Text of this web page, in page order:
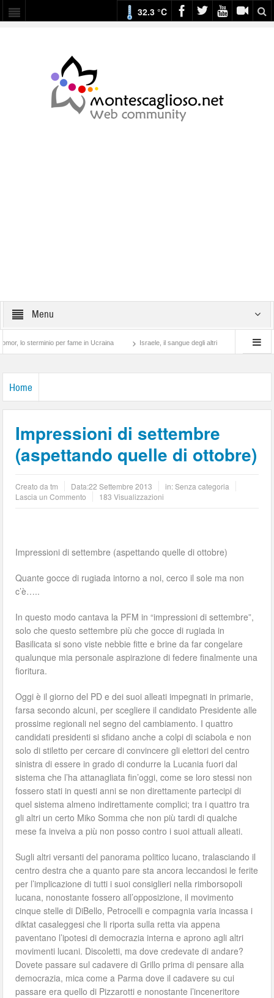
32.3 °C
Menu
sterminio per fame in Ucraina Israele, il sangue degli altri Lotta di classe…
Home
Impressioni di settembre
(aspettando quelle di ottobre)
Creato datm Data:22 Settembre 2013
in: Senza categoria
Lascia un Commento
183 Visualizzazioni
Impressioni di settembre (aspettando quelle di ottobre)
Quante gocce di rugiada intorno a noi, cerco il sole ma non
c’è…..
In questo modo cantava la PFM in “impressioni di settembre”,
solo che questo settembre più che gocce di rugiada in
Basilicata si sono viste nebbie fitte e brine da far congelare
qualunque mia personale aspirazione di federe finalmente una
fioritura.
Oggi è il giorno del PD e dei suoi alleati impegnati in primarie,
farsa secondo alcuni, per scegliere il candidato Presidente alle
prossime regionali nel segno del cambiamento. I quattro
candidati presidenti si sfidano anche a colpi di sciabola e non
solo di stiletto per cercare di convincere gli elettori del centro
sinistra di essere in grado di condurre la Lucania fuori dal
sistema che l’ha attanagliata fin’oggi, come se loro stessi non
fossero stati in questi anni se non direttamente partecipi di
quel sistema almeno indirettamente complici; tra i quattro tra
gli altri un certo Miko Somma che non più tardi di qualche
mese fa inveiva a più non posso contro i suoi attuali alleati.
Sugli altri versanti del panorama politico lucano, tralasciando il
centro destra che a quanto pare sta ancora leccandosi le ferite
per l’implicazione di tutti i suoi consiglieri nella rimborsopoli
lucana, nonostante fossero all’opposizione, il movimento
cinque stelle di DiBello, Petrocelli e compagnia varia incassa i
diktat casaleggesi che li riporta sulla retta via appena
paventano l’ipotesi di democrazia interna e aprono agli altri
movimenti lucani. Discoletti, ma dove credevate di andare?
Dovete passare sul cadavere di Grillo prima di pensare alla
democrazia, mica come a Parma dove il cadavere su cui
passare era quello di Pizzarotti e nonostante l’inceneritore